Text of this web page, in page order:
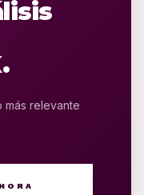
más relevante